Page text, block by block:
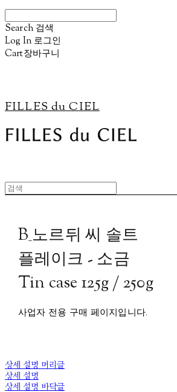
Search 검색
Log In 로그인
Cart장바구니
FILLES du CIEL
B_노르뒤 씨 솔트
플레이크 - 소금
Tin case 125g / 250g
사업자 전용 구매 페이지입니다.
상세 설명 머리글
상세 설명
상세 설명 바닥글